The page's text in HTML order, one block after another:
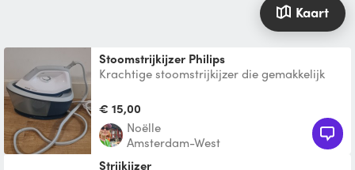
Kaart
Stoomstrijkijzer Philips
Krachtige stoomstrijkijzer die gemakkelijk
meerprijs v
€ 15,00
Noëlle
Amsterdam-West
Strijkijzer